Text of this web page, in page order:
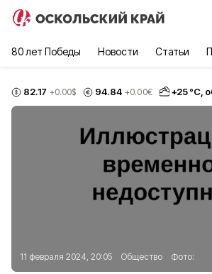
80 лет Победы Новости Статьи
82.17 +0.00$ 94.84 +0.00€ +25°С,
11 февраля 2024, 20:05 Общество Фото: